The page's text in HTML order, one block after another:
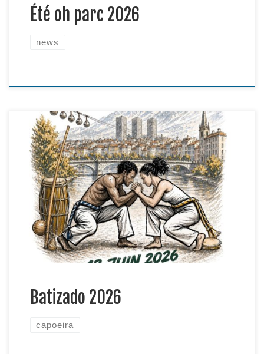
Été oh parc 2026
news
Afin de terminer l’année en beauté, nous vous
invitons à participer à notre évènement de fin
d’année qui aura lieu le samedi 13 juin 2026. Pour
vous inscrire c’est ici
:https://www.helloasso.com/associations/nova-
geracao-capoeira/evenements/batizado-2026 Au
programme: De la bonne humeur, des cours de
capoeira angola et regional et des rodas Voici le
programme […]
Batizado 2026
capoeira